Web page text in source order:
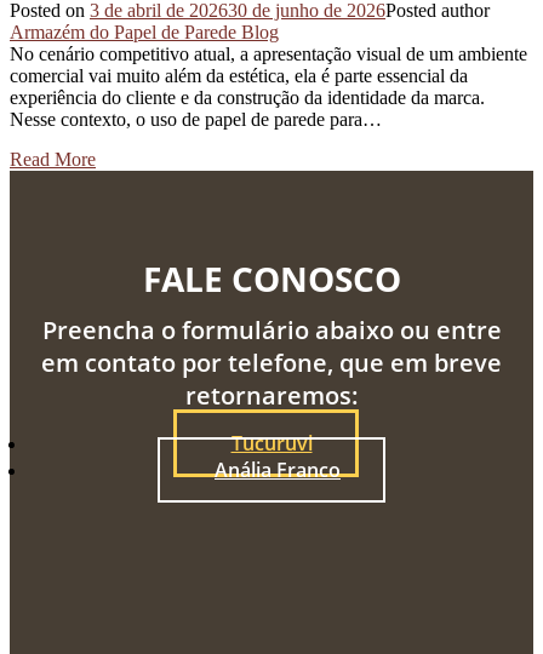
Posted on 3 de abril de 202630 de junho de 2026Posted author
Armazém do Papel de Parede Blog
No cenário competitivo atual, a apresentação visual de um ambiente
comercial vai muito além da estética, ela é parte essencial da
experiência do cliente e da construção da identidade da marca.
Nesse contexto, o uso de papel de parede para…
Read More
FALE CONOSCO
Preencha o formulário abaixo ou entre
em contato por telefone, que em breve
retornaremos:
Tucuruvi
Anália Franco